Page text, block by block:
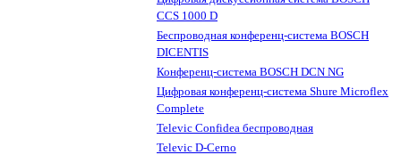
CCS 1000 D
Беспроводная конференц-система BOSCH
DICENTIS
Конференц-система BOSCH DCN NG
Цифровая конференц-система Shure Microflex
Complete
Televic Confidea беспроводная
Televic D-Cerno